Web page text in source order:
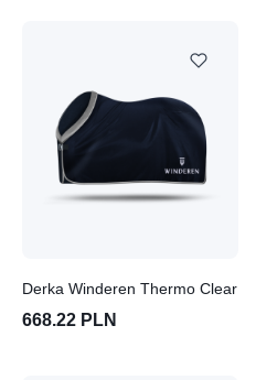
Derka Winderen Thermo Clear
668.22 PLN